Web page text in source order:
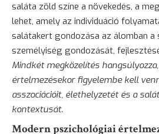
saláta zöld színe a növekedés, a
lehet, amely az individuáció
salátakert gondozása az álomban a
személyiség gondozását,
Mindkét megközelítés
értelmezésekor figyelembe kell
asszociációit, élethelyzetét és a
kontextusát.
Modern pszichológiai